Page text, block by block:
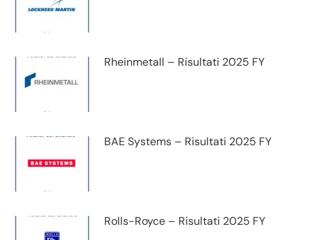
Rheinmetall – Risultati 2025 FY
BAE Systems – Risultati 2025 FY
Rolls-Royce – Risultati 2025 FY